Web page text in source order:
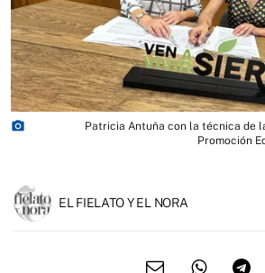
photo_camera
Patricia Antuña con la técnica de
Promoción
EL FIELATO Y EL NORA